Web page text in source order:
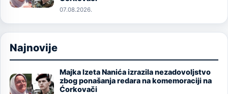
07.08.2026.
Najnovije
Image
Majka Izeta Nanića izrazila nezadovoljstvo
zbog ponašanja redara na komemoraciji na
Ćorkovači